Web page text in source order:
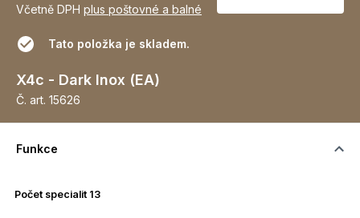
Včetně DPH plus poštovné a balné
Tato položka je skladem.
X4c - Dark Inox (EA)
Č. art. 15626
Funkce